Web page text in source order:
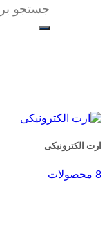
جستجو
ارت الکترونیکی
8 محصولات